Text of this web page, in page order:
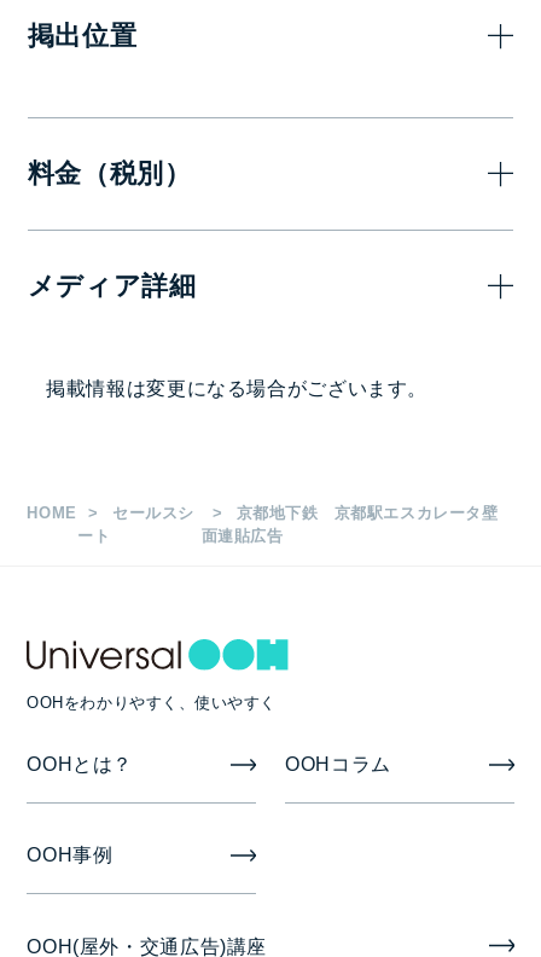
掲出位置
料金（税別）
7日(1週間)
—
メディア詳細
B0 10枚
7日
備考
掲載情報は変更になる場合がございます。
HOME
セールスシ
ート
京都地下鉄 京都駅エスカレータ壁
面連貼広告
OOHをわかりやすく、使いやすく
OOHとは？ OOHコラム
OOH事例
OOH(屋外・交通広告)講座